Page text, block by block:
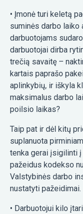
• Įmonė turi keletą
suminės darbo laiko
darbuotojams
darbuotojai dirba
trečią savaitę –
kartais paprašo
aplinkybių, ir iškyla
maksimalus darbo
poilsio laikas?
Taip pat ir dėl kitų
suplanuota
tenka gerai įsigilinti
pažeidus kodekso
Valstybinės darbo
nustatyti pažeidimai.
• Darbuotojui kilo